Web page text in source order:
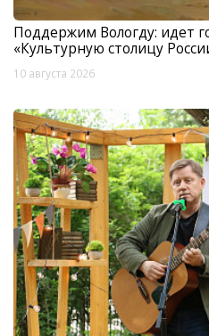
Поддержим Вологду: идет
«Культурную столицу
10 августа 2026